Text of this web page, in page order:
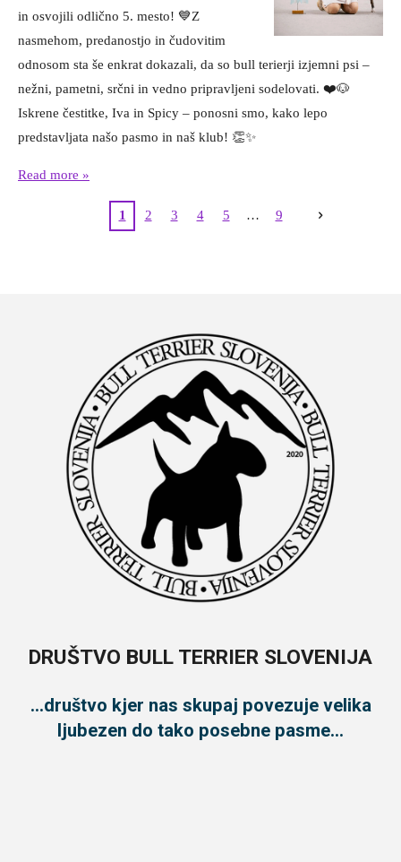
in osvojili odlično 5. mesto! 💙Z
nasmehom, predanostjo in čudovitim
odnosom sta še enkrat dokazali, da so bull terierji izjemni psi –
nežni, pametni, srčni in vedno pripravljeni sodelovati. ❤️🐶
Iskrene čestitke, Iva in Spicy – ponosni smo, kako lepo
predstavljata našo pasmo in naš klub! 👏✨
Read more »
1 2 3 4 5 9
DRUŠTVO BULL TERRIER SLOVENIJA
...društvo kjer nas skupaj povezuje velika
ljubezen do tako posebne pasme...